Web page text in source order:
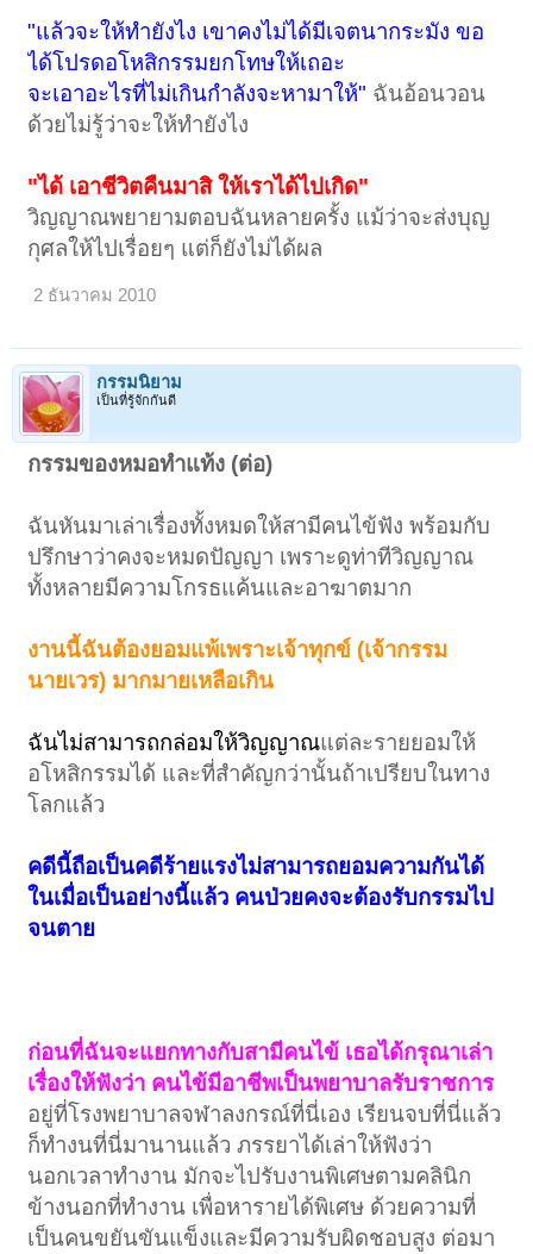
"แล้วจะให้ทำยังไง เขาคงไม่ได้มีเจตนากระมัง ขอ
ได้โปรดอโหสิกรรมยกโทษให้เถอะ
จะเอาอะไรที่ไม่เกินกำลังจะหามาให้" ฉันอ้อนวอน
ด้วยไม่รู้ว่าจะให้ทำยังไง
"ได้ เอาชีวิตคืนมาสิ ให้เราได้ไปเกิด"
วิญญาณพยายามตอบฉันหลายครั้ง แม้ว่าจะส่งบุญ
กุศลให้ไปเรื่อยๆ แต่ก็ยังไม่ได้ผล
2 ธันวาคม 2010
กรรมนิยาม
เป็นที่รู้จักกันดี
กรรมของหมอทำแท้ง (ต่อ)
ฉันหันมาเล่าเรื่องทั้งหมดให้สามีคนไข้ฟัง พร้อมกับ
ปรึกษาว่าคงจะหมดปัญญา เพราะดูท่าทีวิญญาณ
ทั้งหลายมีความโกรธแค้นและอาฆาตมาก
งานนี้ฉันต้องยอมแพ้เพราะเจ้าทุกข์ (เจ้ากรรม
นายเวร) มากมายเหลือเกิน
ฉันไม่สามารถกล่อมให้วิญญาณแต่ละรายยอมให้
อโหสิกรรมได้ และที่สำคัญกว่านั้นถ้าเปรียบในทาง
โลกแล้ว
คดีนี้ถือเป็นคดีร้ายแรงไม่สามารถยอมความกันได้
ในเมื่อเป็นอย่างนี้แล้ว คนป่วยคงจะต้องรับกรรมไป
จนตาย
ก่อนที่ฉันจะแยกทางกับสามีคนไข้ เธอได้กรุณาเล่า
เรื่องให้ฟังว่า คนไข้มีอาชีพเป็นพยาบาลรับราชการ
อยู่ที่โรงพยาบาลจฬาลงกรณ์ที่นี่เอง เรียนจบที่นี่แล้ว
ก็ทำงนที่นี่มานานแล้ว ภรรยาได้เล่าให้ฟังว่า
นอกเวลาทำงาน มักจะไปรับงานพิเศษตามคลินิก
ข้างนอกที่ทำงาน เพื่อหารายได้พิเศษ ด้วยความที่
เป็นคนขยันขันแข็งและมีความรับผิดชอบสูง ต่อมา